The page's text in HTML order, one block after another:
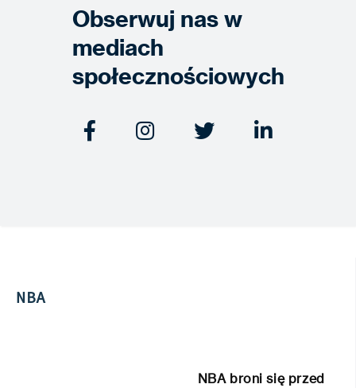
Obserwuj nas w
mediach
społecznościowych
   
NBA
NBA broni się przed